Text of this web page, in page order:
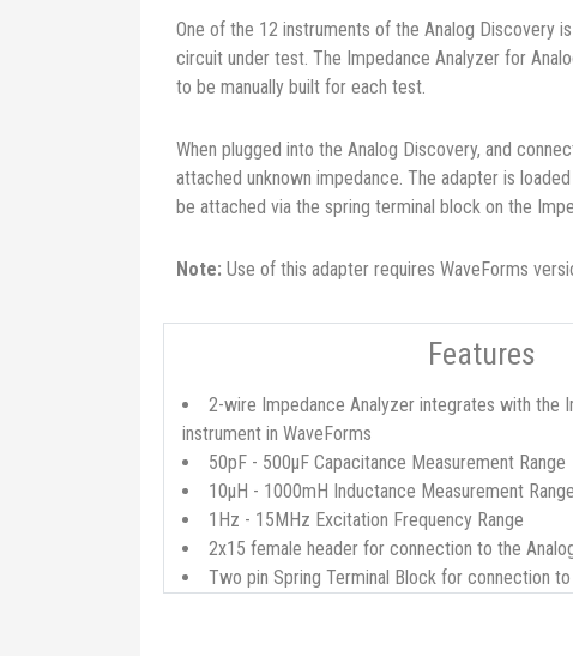
One of the 12 instruments of the Analog Discovery
circuit under test. The Impedance Analyzer for
to be manually built for each test.
When plugged into the Analog Discovery, and
attached unknown impedance. The adapter is
be attached via the spring terminal block on the
Note: Use of this adapter requires WaveForms
Features
2-wire Impedance Analyzer integrates with the
instrument in WaveForms
50pF - 500µF Capacitance Measurement Range
10µH - 1000mH Inductance Measurement Range
1Hz - 15MHz Excitation Frequency Range
2x15 female header for connection to the
Two pin Spring Terminal Block for connection